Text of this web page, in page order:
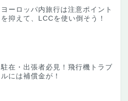
ヨーロッパ内旅行は注意ポイント
を抑えて、LCCを使い倒そう！
駐在・出張者必見！飛行機トラブ
ルには補償金が！